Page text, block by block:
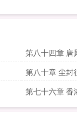
第八十四章 唐
第八十章 尘封
第七十六章 香